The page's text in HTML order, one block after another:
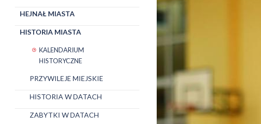
HEJNAŁ MIASTA
HISTORIA MIASTA
KALENDARIUM
HISTORYCZNE
PRZYWILEJE MIEJSKIE
HISTORIA W DATACH
ZABYTKI W DATACH